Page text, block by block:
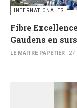
INTERNATIONALES
Fibre
Gaudens en
LE MAITRE PAPETIER 27